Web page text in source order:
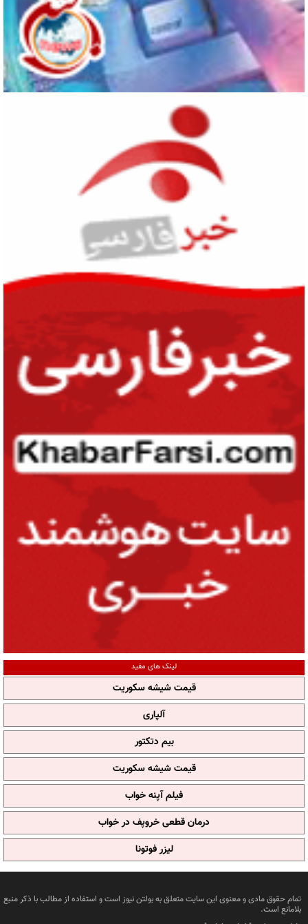
لینک های مفید
قیمت شیشه سکوریت
آلپاری
بیم دتکتور
قیمت شیشه سکوریت
فیلم آپنه خواب
درمان قطعی خروپف در خواب
لیزر فوتونا
تمام حقوق مادی و معنوی این سایت متعلق به بولتن نیوز است و استفاده از مطالب با ذکر منبع
بلامانع است.